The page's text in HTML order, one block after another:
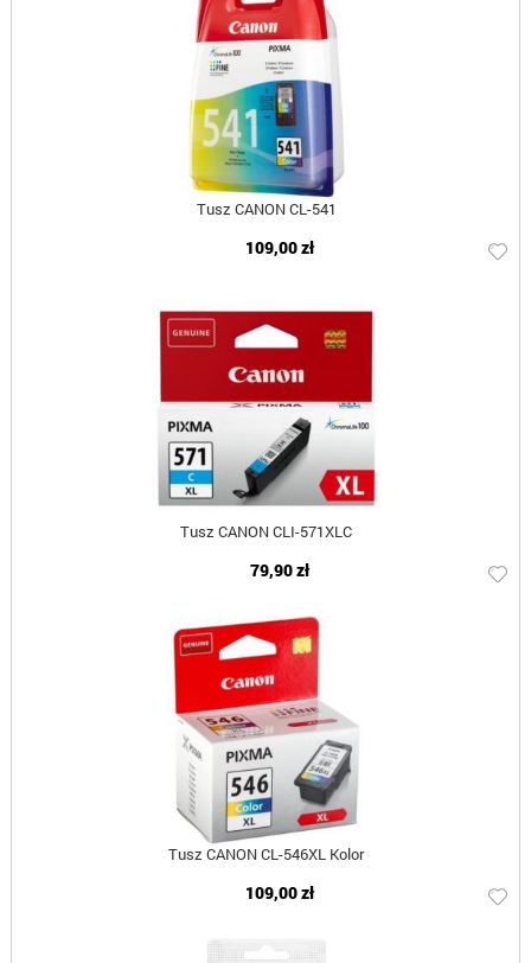
Tusz CANON CL-541
109,00 zł
Tusz CANON CLI-571XLC
79,90 zł
Tusz CANON CL-546XL Kolor
109,00 zł